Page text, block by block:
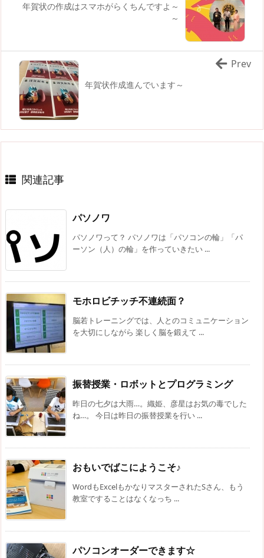
年賀状の作成はスマホがらくちんですよ～
～
年賀状作成進んでいます～
Prev
関連記事
パソノワ
パソノワって？ パソノワは「パソコンの輪」「パ
ーソン（人）の輪」を作っていきたい ...
モホロビチッチ不連続面？
脳若トレーニングでは、人とのコミュニケーション
を大切にしながら 楽しく脳を鍛えて ...
振替授業・ロボットとプログラミング
昨日の七夕は大雨…。織姫、彦星はお気の毒でした
ね…。 今日は昨日の振替授業を行い ...
おもいでばこにようこそ♪
WordもExcelもかなりマスターされたSさん、もう
教室ですることはなくなっち ...
パソコンオーダーできます☆